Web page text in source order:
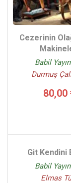
Cezerinin
Babil
Durmuş
80,00
Git Kendini
Babil
Elmas